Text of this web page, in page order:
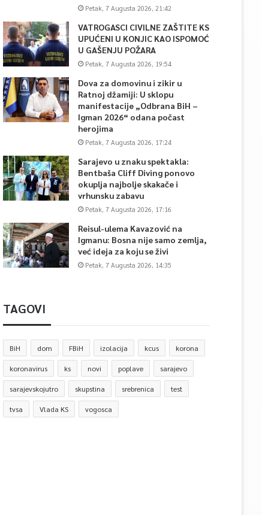
Petak, 7 Augusta 2026, 21:42
VATROGASCI CIVILNE ZAŠTITE KS
UPUĆENI U KONJIC KAO ISPOMOĆ
U GAŠENJU POŽARA
Petak, 7 Augusta 2026, 19:54
Dova za domovinu i zikir u
Ratnoj džamiji: U sklopu
manifestacije „Odbrana BiH –
Igman 2026“ odana počast
herojima
Petak, 7 Augusta 2026, 17:24
Sarajevo u znaku spektakla:
Bentbaša Cliff Diving ponovo
okuplja najbolje skakače i
vrhunsku zabavu
Petak, 7 Augusta 2026, 17:16
Reisul-ulema Kavazović na
Igmanu: Bosna nije samo zemlja,
već ideja za koju se živi
Petak, 7 Augusta 2026, 14:35
TAGOVI
BiH dom FBiH izolacija kcus korona
koronavirus ks novi poplave sarajevo
sarajevskojutro skupstina srebrenica test
tvsa Vlada KS vogosca